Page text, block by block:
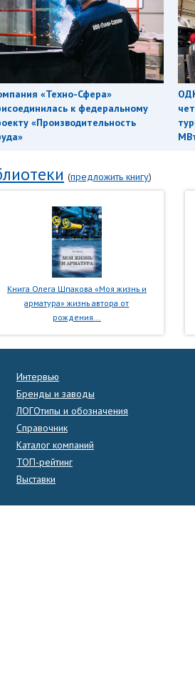
«Техно-Сфера»
к федеральному
«Производительность
(предложить книгу)
Книга Олега Шпакова «Моя жизнь и
арматура» жизнь автора от
рождения...
Интервью
Бренды и заводы
ЛОГОтипы и обозначения
Справочник
Каталог компаний
ТОП-рейтинг
Выставки